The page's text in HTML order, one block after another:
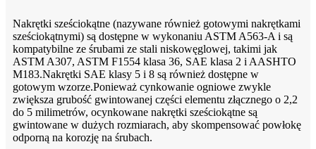
Nakrętki sześciokątne (nazywane również gotowymi nakrętkami
sześciokątnymi) są dostępne w wykonaniu ASTM A563-A i są
kompatybilne ze śrubami ze stali niskowęglowej, takimi jak
ASTM A307, ASTM F1554 klasa 36, ​​SAE klasa 2 i AASHTO
M183.Nakrętki SAE klasy 5 i 8 są również dostępne w
gotowym wzorze.Ponieważ cynkowanie ogniowe zwykle
zwiększa grubość gwintowanej części elementu złącznego o 2,2
do 5 milimetrów, ocynkowane nakrętki sześciokątne są
gwintowane w dużych rozmiarach, aby skompensować powłokę
odporną na korozję na śrubach.